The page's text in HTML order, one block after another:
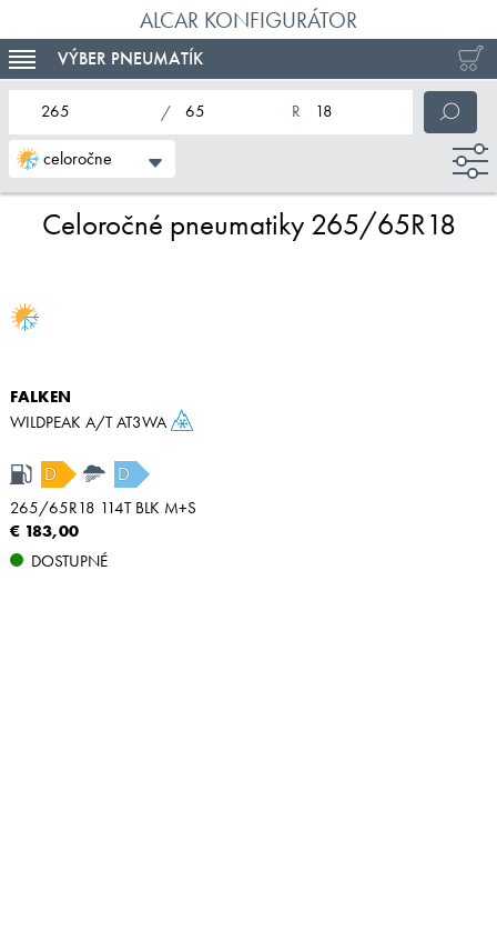
ALCAR KONFIGURÁTOR
TOGGLE NAVIGATION
VÝBER PNEUMATÍK
celoročne
nominálna šírka pneumatiky
profil pneumatiky
nominálny priemer pneumatiky
Celoročné pneumatiky 265/65R18
FALKEN
WILDPEAK A/T AT3WA
D D
265/65R18 114T BLK M+S
€ 183,00
DOSTUPNÉ